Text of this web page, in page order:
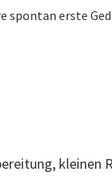
spontan erste
kleinen